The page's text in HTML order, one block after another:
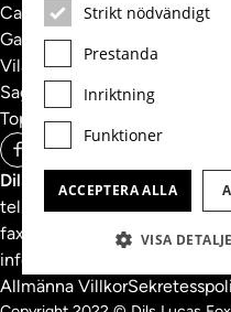
Castelldefels
Gavà Mar
Vilanova
Sagunto
Topplägen
Dils Lucas Fox Head Office
tel.
fax
(+34) 933 041 848
info@lucasfox.com
Allmänna Villkor
Strikt nödvändigt
Prestanda
Inriktning
Funktioner
ACCEPTERA ALLA
VISA